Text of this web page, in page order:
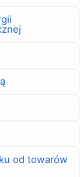
od towarów